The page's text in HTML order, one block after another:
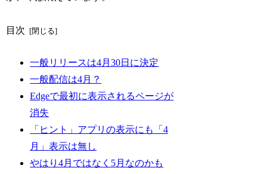
目次
一般リリースは4月30日に決定
一般配信は4月？
Edgeで最初に表示されるページが
消失
「ヒント」アプリの表示にも「4
月」表示は無し
やはり4月ではなく5月なのかも